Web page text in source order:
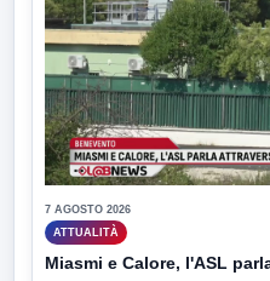
7 AGOSTO 2026
ATTUALITÀ
Miasmi e Calore, l'ASL